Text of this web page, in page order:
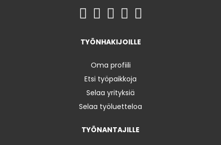
TYÖNHAKIJOILLE
Oma profiili
Etsi työpaikkoja
Selaa yrityksiä
Selaa työluetteloa
TYÖNANTAJILLE